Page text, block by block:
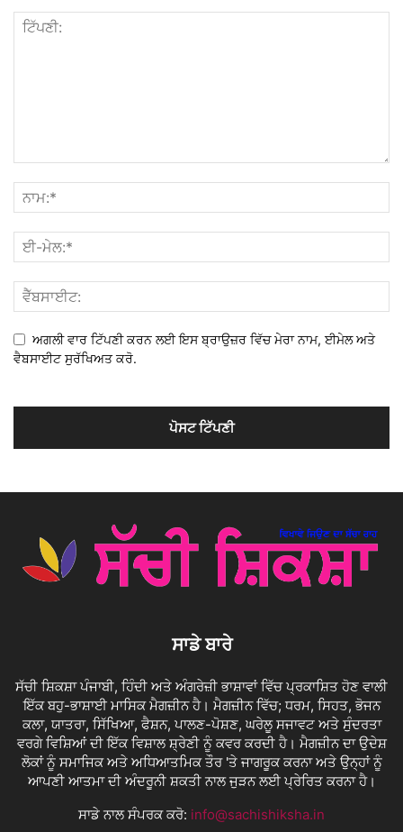
ਅਗਲੀ ਵਾਰ ਟਿੱਪਣੀ ਕਰਨ ਲਈ ਇਸ ਬ੍ਰਾਉਜ਼ਰ ਵਿੱਚ ਮੇਰਾ ਨਾਮ, ਈਮੇਲ ਅਤੇ
ਵੈਬਸਾਈਟ ਸੁਰੱਖਿਅਤ ਕਰੋ.
ਸਾਡੇ ਬਾਰੇ
ਸੱਚੀ ਸ਼ਿਕਸ਼ਾ ਪੰਜਾਬੀ, ਹਿੰਦੀ ਅਤੇ ਅੰਗਰੇਜ਼ੀ ਭਾਸ਼ਾਵਾਂ ਵਿੱਚ ਪ੍ਰਕਾਸ਼ਿਤ ਹੋਣ ਵਾਲੀ
ਇੱਕ ਬਹੁ-ਭਾਸ਼ਾਈ ਮਾਸਿਕ ਮੈਗਜ਼ੀਨ ਹੈ। ਮੈਗਜ਼ੀਨ ਵਿੱਚ; ਧਰਮ, ਸਿਹਤ, ਭੋਜਨ
ਕਲਾ, ਯਾਤਰਾ, ਸਿੱਖਿਆ, ਫੈਸ਼ਨ, ਪਾਲਣ-ਪੋਸ਼ਣ, ਘਰੇਲੂ ਸਜਾਵਟ ਅਤੇ ਸੁੰਦਰਤਾ
ਵਰਗੇ ਵਿਸ਼ਿਆਂ ਦੀ ਇੱਕ ਵਿਸ਼ਾਲ ਸ਼੍ਰੇਣੀ ਨੂੰ ਕਵਰ ਕਰਦੀ ਹੈ। ਮੈਗਜ਼ੀਨ ਦਾ ਉਦੇਸ਼
ਲੋਕਾਂ ਨੂੰ ਸਮਾਜਿਕ ਅਤੇ ਅਧਿਆਤਮਿਕ ਤੌਰ 'ਤੇ ਜਾਗਰੂਕ ਕਰਨਾ ਅਤੇ ਉਨ੍ਹਾਂ ਨੂੰ
ਆਪਣੀ ਆਤਮਾ ਦੀ ਅੰਦਰੂਨੀ ਸ਼ਕਤੀ ਨਾਲ ਜੁੜਨ ਲਈ ਪ੍ਰੇਰਿਤ ਕਰਨਾ ਹੈ।
ਸਾਡੇ ਨਾਲ ਸੰਪਰਕ ਕਰੋ: info@sachishiksha.in